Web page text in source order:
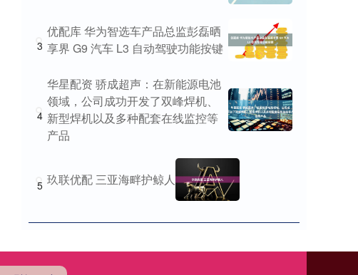
3
优配库 华为智选车产品总监彭磊晒
享界 G9 汽车 L3 自动驾驶功能按键
4
华星配资 骄成超声：在新能源电池
领域，公司成功开发了双峰焊机、
新型焊机以及多种配套在线监控等
产品
5 玖联优配 三亚海畔护鲸人